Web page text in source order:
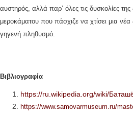
αυστηρός, αλλά παρ’ όλες τις δυσκολίες
μεροκάματου που πάσχιζε να χτίσει μια
γηγενή πληθυσμό.
Βιβλιογραφία
https://ru.wikipedia.org/wiki/
https://www.samovarmuseum.ru/